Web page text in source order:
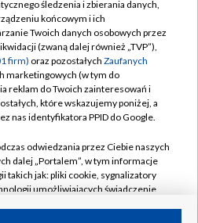
TVP
TVP
prywatności
zgody
Pomoc
Kontakt
Kanały
śledzenia i zbierania danych,
końcowym i ich
Twoich danych osobowych przez
(zwaną dalej również „TVP”),
firm) oraz pozostałych Zaufanych
marketingowych (w tym do
reklam do Twoich zainteresowań i
które wskazujemy poniżej, a
nas identyfikatora PPID do Google.
odwiedzania przez Ciebie naszych
dalej „Portalem”, w tym informacje
takich jak: pliki cookie, sygnalizatory
umożliwiających świadczenie